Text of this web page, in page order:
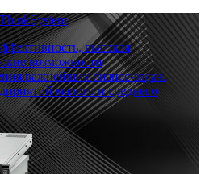
высокая
возможности
важнейших бизнес-задач.
малого и среднего